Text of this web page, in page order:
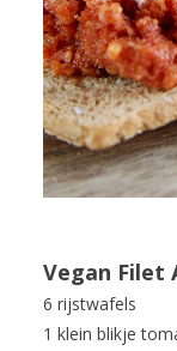
Vegan Filet
6 rijstwafels
1 klein blikje